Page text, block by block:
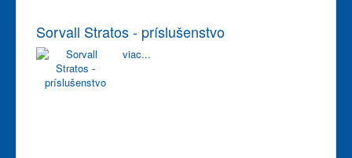
Sorvall Stratos - príslušenstvo
viac...